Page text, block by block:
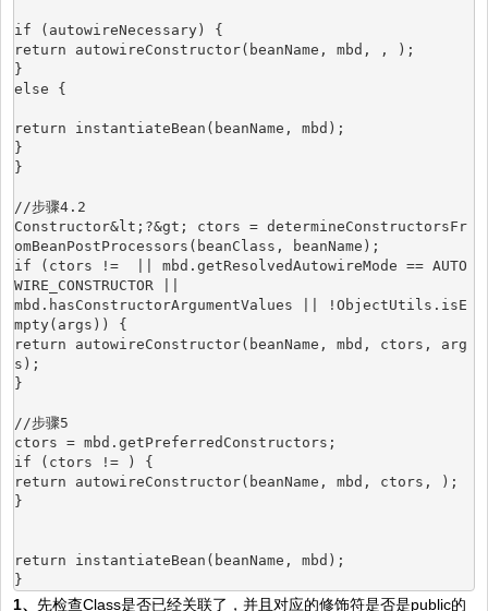
if (autowireNecessary) {
return autowireConstructor(beanName, mbd, , );
}
else {
return instantiateBean(beanName, mbd);
}
}
//步骤4.2
Constructor&lt;?&gt; ctors = determineConstructorsFr
omBeanPostProcessors(beanClass, beanName);
if (ctors !=  || mbd.getResolvedAutowireMode == AUTO
WIRE_CONSTRUCTOR ||
mbd.hasConstructorArgumentValues || !ObjectUtils.isE
mpty(args)) {
return autowireConstructor(beanName, mbd, ctors, arg
s);
}
//步骤5
ctors = mbd.getPreferredConstructors;
if (ctors != ) {
return autowireConstructor(beanName, mbd, ctors, );
}
return instantiateBean(beanName, mbd);
}
1、先检查Class是否已经关联了，并且对应的修饰符是否是public的